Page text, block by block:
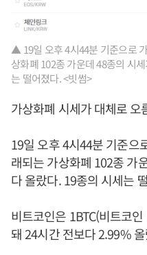
▲ 19일 오후 4시44분 기준으로
상화폐 102종 가운데 48종의 시
는 떨어졌다. <빗썸>
가상화폐 시세가 대체로 오
19일 오후 4시44분 기준으
래되는 가상화폐 102종 가
다 올랐다. 19종의 시세는
비트코인은 1BTC(비트코
돼 24시간 전보다 2.99%